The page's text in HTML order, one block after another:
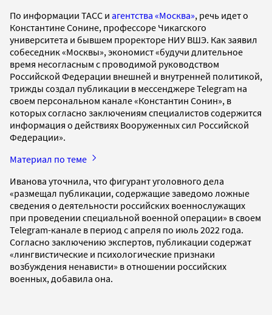
По информации ТАСС и агентства «Москва», речь идет о
Константине Сонине, профессоре Чикагского
университета и бывшем проректоре НИУ ВШЭ. Как заявил
собеседник «Москвы», экономист «будучи длительное
время несогласным с проводимой руководством
Российской Федерации внешней и внутренней политикой,
трижды создал публикации в мессенджере Telegram на
своем персональном канале «Константин Сонин», в
которых согласно заключениям специалистов содержится
информация о действиях Вооруженных сил Российской
Федерации».
Материал по теме
Иванова уточнила, что фигурант уголовного дела
«размещал публикации, содержащие заведомо ложные
сведения о деятельности российских военнослужащих
при проведении специальной военной операции» в своем
Telegram-канале в период с апреля по июль 2022 года.
Согласно заключению экспертов, публикации содержат
«лингвистические и психологические признаки
возбуждения ненависти» в отношении российских
военных, добавила она.